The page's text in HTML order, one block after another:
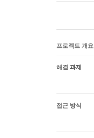
프로젝트 개요
해결 과제
접근 방식